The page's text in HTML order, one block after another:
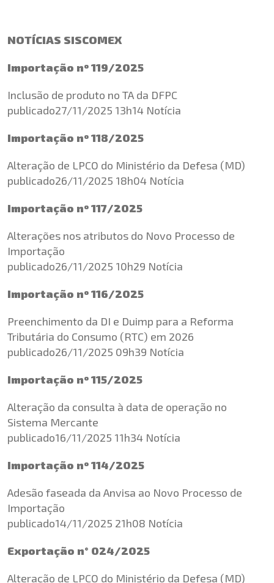
NOTÍCIAS SISCOMEX
Importação nº 119/2025
Inclusão de produto no TA da DFPC
publicado27/11/2025 13h14 Notícia
Importação nº 118/2025
Alteração de LPCO do Ministério da Defesa (MD)
publicado26/11/2025 18h04 Notícia
Importação nº 117/2025
Alterações nos atributos do Novo Processo de
Importação
publicado26/11/2025 10h29 Notícia
Importação nº 116/2025
Preenchimento da DI e Duimp para a Reforma
Tributária do Consumo (RTC) em 2026
publicado26/11/2025 09h39 Notícia
Importação nº 115/2025
Alteração da consulta à data de operação no
Sistema Mercante
publicado16/11/2025 11h34 Notícia
Importação nº 114/2025
Adesão faseada da Anvisa ao Novo Processo de
Importação
publicado14/11/2025 21h08 Notícia
Exportação n° 024/2025
Alteração de LPCO do Ministério da Defesa (MD)